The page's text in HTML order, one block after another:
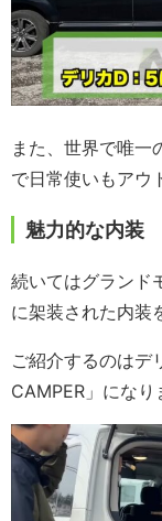
また、世界で唯一
で日常使いもアウ
魅力的な内装
続いてはグランド
に架装された内装
ご紹介するのはデ
CAMPER」になり